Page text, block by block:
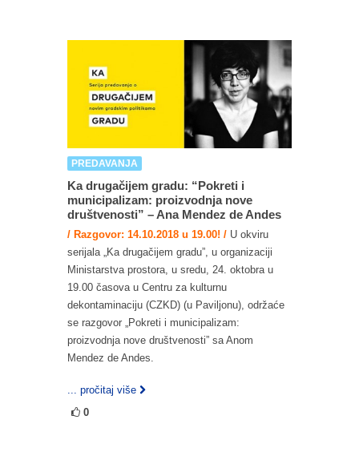
PREDAVANJA
Ka drugačijem gradu: “Pokreti i
municipalizam: proizvodnja nove
društvenosti” – Ana Mendez de Andes
/ Razgovor: 14.10.2018 u 19.00! / U okviru
serijala „Ka drugačijem gradu”, u organizaciji
Ministarstva prostora, u sredu, 24. oktobra u
19.00 časova u Centru za kulturnu
dekontaminaciju (CZKD) (u Paviljonu), održaće
se razgovor „Pokreti i municipalizam:
proizvodnja nove društvenosti” sa Anom
Mendez de Andes.
... pročitaj više
0